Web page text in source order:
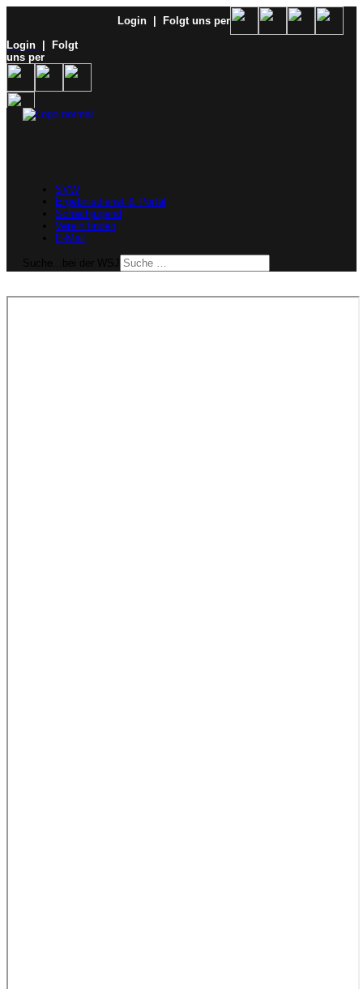
Login
| Folgt uns per
Login
| Folgt
uns per
SVW
Ergebnisdienst & Portal
Schachjugend
Verein finden
E-Mail